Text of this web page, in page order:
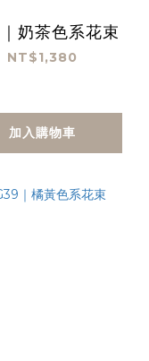
奶茶色系花束
NT$1,380
加入購物車